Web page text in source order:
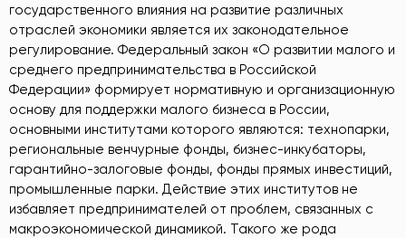
государственного влияния на развитие различных
отраслей экономики является их законодательное
регулирование. Федеральный закон «О развитии малого и
среднего предпринимательства в Российской
Федерации» формирует нормативную и организационную
основу для поддержки малого бизнеса в России,
основными институтами которого являются: технопарки,
региональные венчурные фонды, бизнес-инкубаторы,
гарантийно-залоговые фонды, фонды прямых инвестиций,
промышленные парки. Действие этих институтов не
избавляет предпринимателей от проблем, связанных с
макроэкономической динамикой. Такого же рода